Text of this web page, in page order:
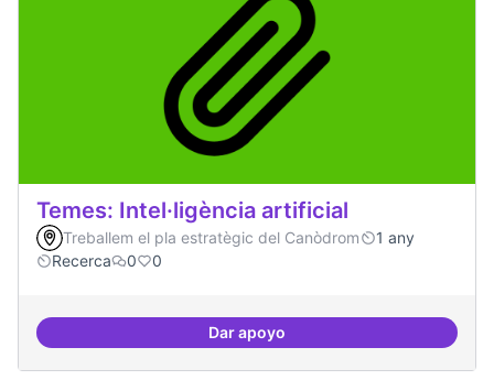
Temes: Intel·ligència artificial
Treballem el pla estratègic del Canòdrom
1 any
Recerca
0 0
Dar apoyoTemes: Intel·ligència artificial